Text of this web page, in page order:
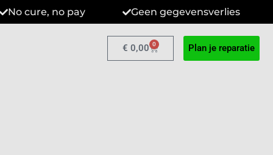
No cure, no pay Geen gegevensverlies
€ 0,00 0 Plan je reparatie